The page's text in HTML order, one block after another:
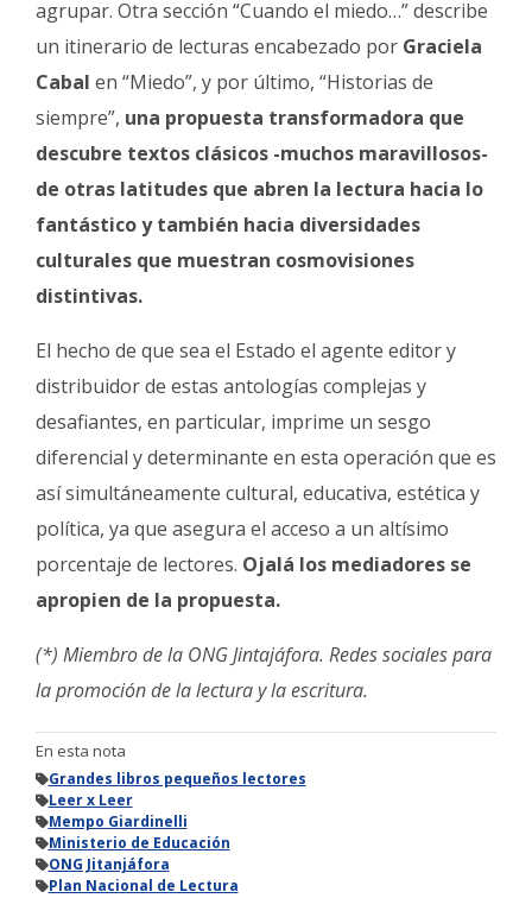
agrupar. Otra sección “Cuando el miedo…” describe
un itinerario de lecturas encabezado por Graciela
Cabal en “Miedo”, y por último, “Historias de
siempre”, una propuesta transformadora que
descubre textos clásicos -muchos maravillosos-
de otras latitudes que abren la lectura hacia lo
fantástico y también hacia diversidades
culturales que muestran cosmovisiones
distintivas.
El hecho de que sea el Estado el agente editor y
distribuidor de estas antologías complejas y
desafiantes, en particular, imprime un sesgo
diferencial y determinante en esta operación que es
así simultáneamente cultural, educativa, estética y
política, ya que asegura el acceso a un altísimo
porcentaje de lectores. Ojalá los mediadores se
apropien de la propuesta.
(*) Miembro de la ONG Jintajáfora. Redes sociales para
la promoción de la lectura y la escritura.
En esta nota
Grandes libros pequeños lectores
Leer x Leer
Mempo Giardinelli
Ministerio de Educación
ONG Jitanjáfora
Plan Nacional de Lectura